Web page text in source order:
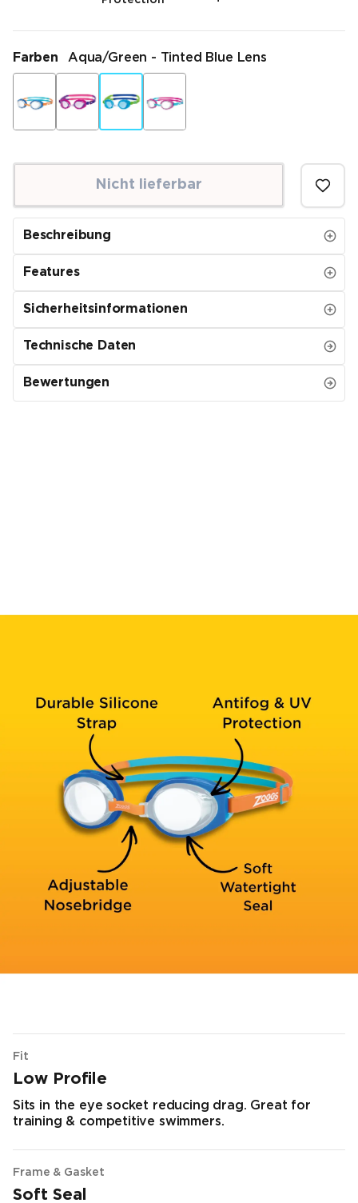
Farben Aqua/Green - Tinted Blue Lens
Nicht lieferbar
Beschreibung
Features
Sicherheitsinformationen
Technische Daten
Bewertungen
Fit
Low Profile
Sits in the eye socket reducing drag. Great for
training & competitive swimmers.
Frame & Gasket
Soft Seal